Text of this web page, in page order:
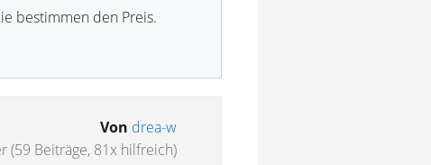
bestimmen den Preis.
Von drea-w
(59 Beiträge, 81x hilfreich)